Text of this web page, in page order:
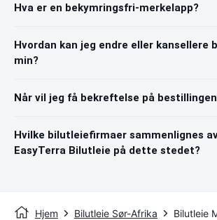
Hva er en bekymringsfri-merkelapp?
Hvordan kan jeg endre eller kansellere
min?
Når vil jeg få bekreftelse på
Hvilke bilutleiefirmaer sammenlignes
EasyTerra Bilutleie på dette stedet?
Hjem Bilutleie Sør-Afrika Bilutleie